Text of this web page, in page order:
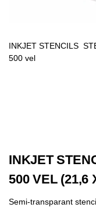
INKJET STENCILS
500 vel
INKJET
500 VEL (21,6
Semi-transparant